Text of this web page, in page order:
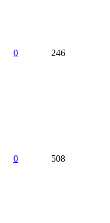
0 246
0 508